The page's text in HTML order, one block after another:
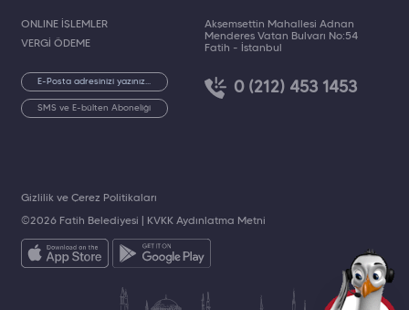
ONLINE İŞLEMLER
VERGİ ÖDEME
SMS ve E-bülten Aboneliği
Akşemsettin Mahallesi Adnan
Menderes Vatan Bulvarı No:54
Fatih - İstanbul
0 (212) 453 1453
©2026 Fatih Belediyesi | KVKK Aydınlatma Metni
Gizlilik ve Çerez Politikaları